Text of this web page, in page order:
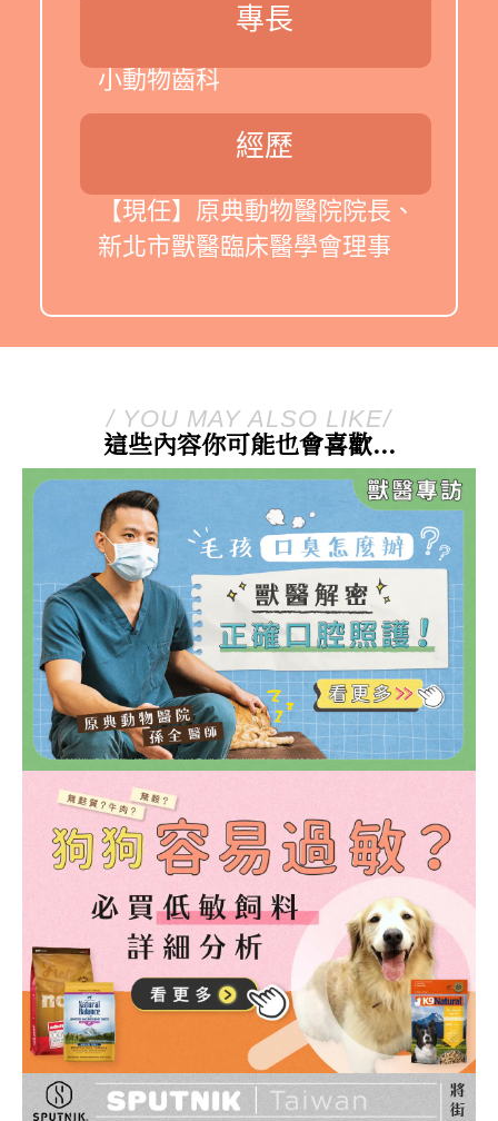
專長
小動物齒科
經歷
【現任】原典動物醫院院長、
新北市獸醫臨床醫學會理事
/ YOU MAY ALSO LIKE/
這些內容你可能也會喜歡...